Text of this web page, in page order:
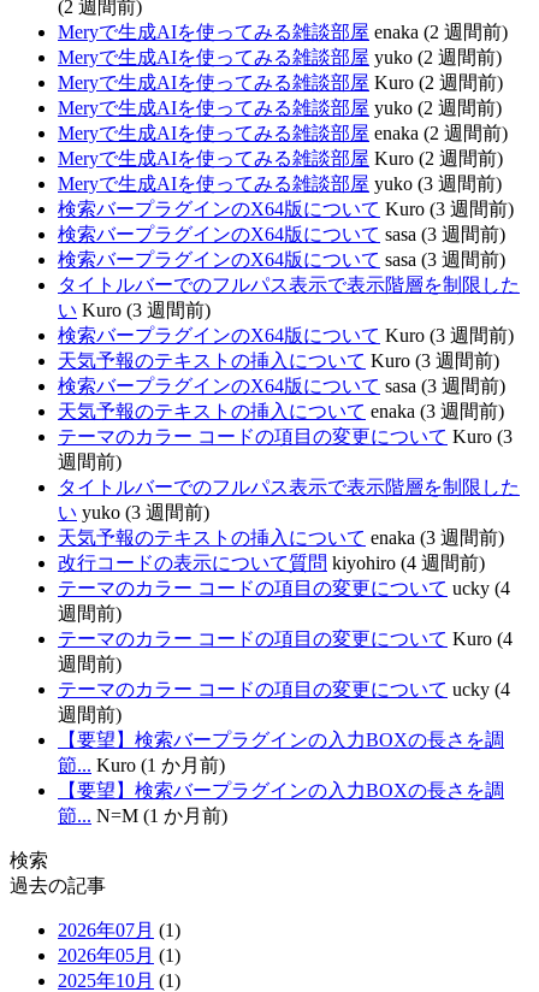
(2 週間前)
Meryで生成AIを使ってみる雑談部屋 enaka (2 週間前)
Meryで生成AIを使ってみる雑談部屋 yuko (2 週間前)
Meryで生成AIを使ってみる雑談部屋 Kuro (2 週間前)
Meryで生成AIを使ってみる雑談部屋 yuko (2 週間前)
Meryで生成AIを使ってみる雑談部屋 enaka (2 週間前)
Meryで生成AIを使ってみる雑談部屋 Kuro (2 週間前)
Meryで生成AIを使ってみる雑談部屋 yuko (3 週間前)
検索バープラグインのX64版について Kuro (3 週間前)
検索バープラグインのX64版について sasa (3 週間前)
検索バープラグインのX64版について sasa (3 週間前)
タイトルバーでのフルパス表示で表示階層を制限した
い Kuro (3 週間前)
検索バープラグインのX64版について Kuro (3 週間前)
天気予報のテキストの挿入について Kuro (3 週間前)
検索バープラグインのX64版について sasa (3 週間前)
天気予報のテキストの挿入について enaka (3 週間前)
テーマのカラー コードの項目の変更について Kuro (3
週間前)
タイトルバーでのフルパス表示で表示階層を制限した
い yuko (3 週間前)
天気予報のテキストの挿入について enaka (3 週間前)
改行コードの表示について質問 kiyohiro (4 週間前)
テーマのカラー コードの項目の変更について ucky (4
週間前)
テーマのカラー コードの項目の変更について Kuro (4
週間前)
テーマのカラー コードの項目の変更について ucky (4
週間前)
【要望】検索バープラグインの入力BOXの長さを調
節... Kuro (1 か月前)
【要望】検索バープラグインの入力BOXの長さを調
節... N=M (1 か月前)
検索
過去の記事
2026年07月 (1)
2026年05月 (1)
2025年10月 (1)